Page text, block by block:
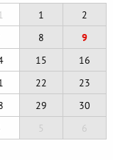
1
2
8
9
15
16
22
23
29
30
5 6